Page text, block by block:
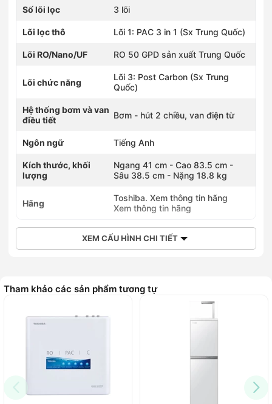
Số lõi lọc 3 lõi
Lõi lọc thô Lõi 1: PAC 3 in 1 (Sx Trung Quốc)
Lõi RO/Nano/UF RO 50 GPD sản xuất Trung Quốc
Lõi chức năng
Lõi 3: Post Carbon (Sx Trung
Quốc)
Hệ thống bơm và van
điều tiết
Bơm - hút 2 chiều, van điện từ
Ngôn ngữ Tiếng Anh
Kích thước, khối
lượng
Ngang 41 cm - Cao 83.5 cm -
Sâu 38.5 cm - Nặng 18.8 kg
Hãng
Toshiba. Xem thông tin hãng
Xem thông tin hãng
XEM CẤU HÌNH CHI TIẾT
Tham khảo các sản phẩm tương tự